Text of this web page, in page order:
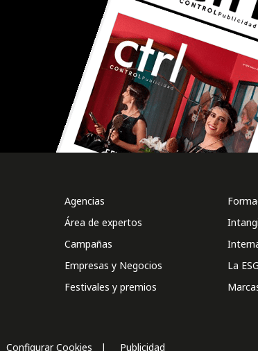
Agencias
Área de expertos
Campañas
Empresas y Negocios
Festivales y premios
La
Configurar Cookies Publicidad